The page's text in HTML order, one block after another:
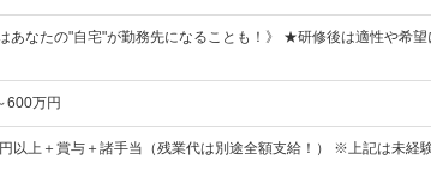
はあなたの"自宅"が勤務先になることも！》 ★研修後は適性や希
600万円
以上＋賞与＋諸手当（残業代は別途全額支給！） ※上記は未経